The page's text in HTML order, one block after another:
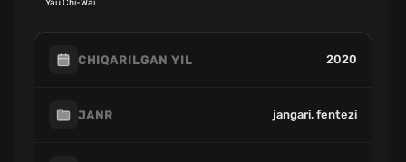
Yau Chi-Wai
CHIQARILGAN YIL 2020
JANR jangari, fentezi